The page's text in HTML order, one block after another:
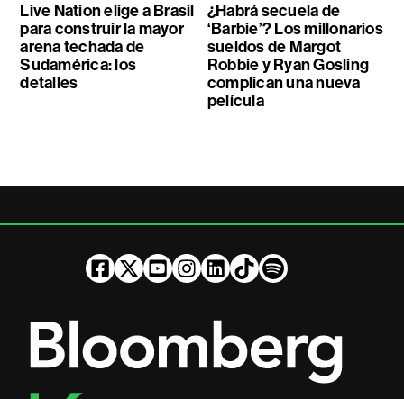
Live Nation elige a Brasil
para construir la mayor
arena techada de
Sudamérica: los
detalles
¿Habrá secuela de
‘Barbie’? Los millonarios
sueldos de Margot
Robbie y Ryan Gosling
complican una nueva
película